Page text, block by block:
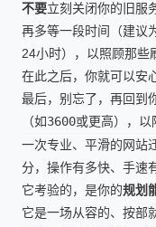
不要立刻关闭你的旧服
再多等一段时间（建议
24小时），以照顾那些
在此之后，你就可以安
最后，别忘了，再回到
（如3600或更高），以
一次专业、平滑的网站
分，操作有多快、手速
它考验的，是你的规划
它是一场从容的、按部